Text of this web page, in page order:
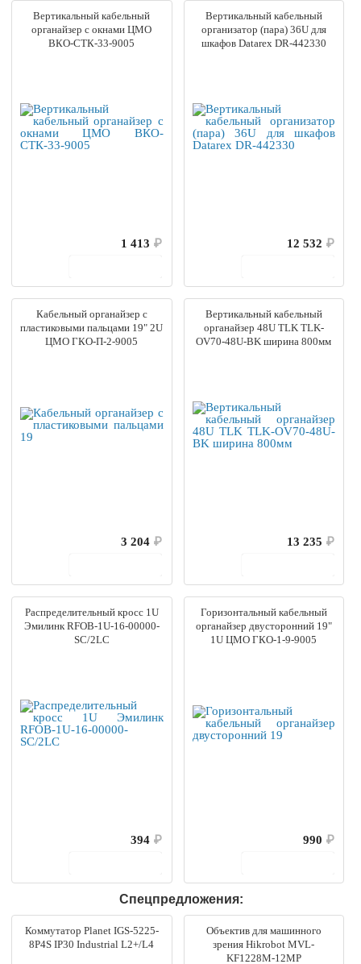
Вертикальный кабельный
органайзер с окнами ЦМО
ВКО-СТК-33-9005
1 413 ₽
Вертикальный кабельный
организатор (пара) 36U для
шкафов Datarex DR-442330
12 532 ₽
Кабельный органайзер с
пластиковыми пальцами 19" 2U
ЦМО ГКО-П-2-9005
3 204 ₽
Вертикальный кабельный
органайзер 48U TLK TLK-
OV70-48U-BK ширина 800мм
13 235 ₽
Распределительный кросс 1U
Эмилинк RFOB-1U-16-00000-
SC/2LC
394 ₽
Горизонтальный кабельный
органайзер двусторонний 19"
1U ЦМО ГКО-1-9-9005
990 ₽
Спецпредложения:
Коммутатор Planet IGS-5225-
8P4S IP30 Industrial L2+/L4
Объектив для машинного
зрения Hikrobot MVL-
KF1228M-12MP